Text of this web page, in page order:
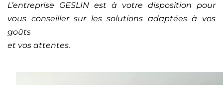
L’entreprise GESLIN est à votre disposition pour
vous conseiller sur les solutions adaptées à vos
goûts
et vos attentes.